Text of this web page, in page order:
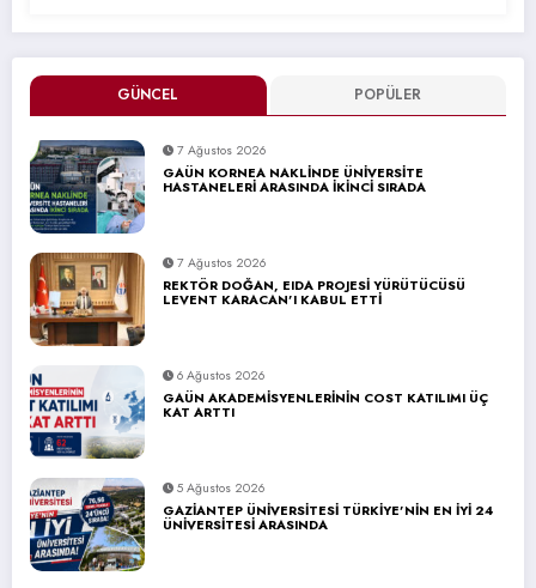
GÜNCEL POPÜLER
7 Ağustos 2026
GAÜN KORNEA NAKLİNDE ÜNİVERSİTE
HASTANELERİ ARASINDA İKİNCİ SIRADA
7 Ağustos 2026
REKTÖR DOĞAN, EIDA PROJESİ YÜRÜTÜCÜSÜ
LEVENT KARACAN’I KABUL ETTİ
6 Ağustos 2026
GAÜN AKADEMİSYENLERİNİN COST KATILIMI ÜÇ
KAT ARTTI
5 Ağustos 2026
GAZİANTEP ÜNİVERSİTESİ TÜRKİYE’NİN EN İYİ 24
ÜNİVERSİTESİ ARASINDA